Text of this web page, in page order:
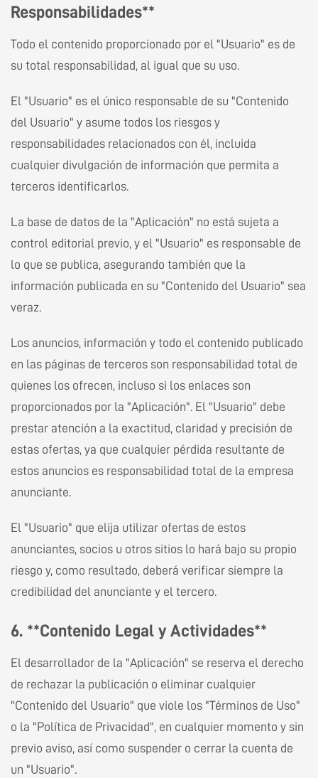
Responsabilidades**
Todo el contenido proporcionado por el "Usuario" es de
su total responsabilidad, al igual que su uso.
El "Usuario" es el único responsable de su "Contenido
del Usuario" y asume todos los riesgos y
responsabilidades relacionados con él, incluida
cualquier divulgación de información que permita a
terceros identificarlos.
La base de datos de la "Aplicación" no está sujeta a
control editorial previo, y el "Usuario" es responsable de
lo que se publica, asegurando también que la
información publicada en su "Contenido del Usuario" sea
veraz.
Los anuncios, información y todo el contenido publicado
en las páginas de terceros son responsabilidad total de
quienes los ofrecen, incluso si los enlaces son
proporcionados por la "Aplicación". El "Usuario" debe
prestar atención a la exactitud, claridad y precisión de
estas ofertas, ya que cualquier pérdida resultante de
estos anuncios es responsabilidad total de la empresa
anunciante.
El "Usuario" que elija utilizar ofertas de estos
anunciantes, socios u otros sitios lo hará bajo su propio
riesgo y, como resultado, deberá verificar siempre la
credibilidad del anunciante y el tercero.
6. **Contenido Legal y Actividades**
El desarrollador de la "Aplicación" se reserva el derecho
de rechazar la publicación o eliminar cualquier
"Contenido del Usuario" que viole los "Términos de Uso"
o la "Política de Privacidad", en cualquier momento y sin
previo aviso, así como suspender o cerrar la cuenta de
un "Usuario".